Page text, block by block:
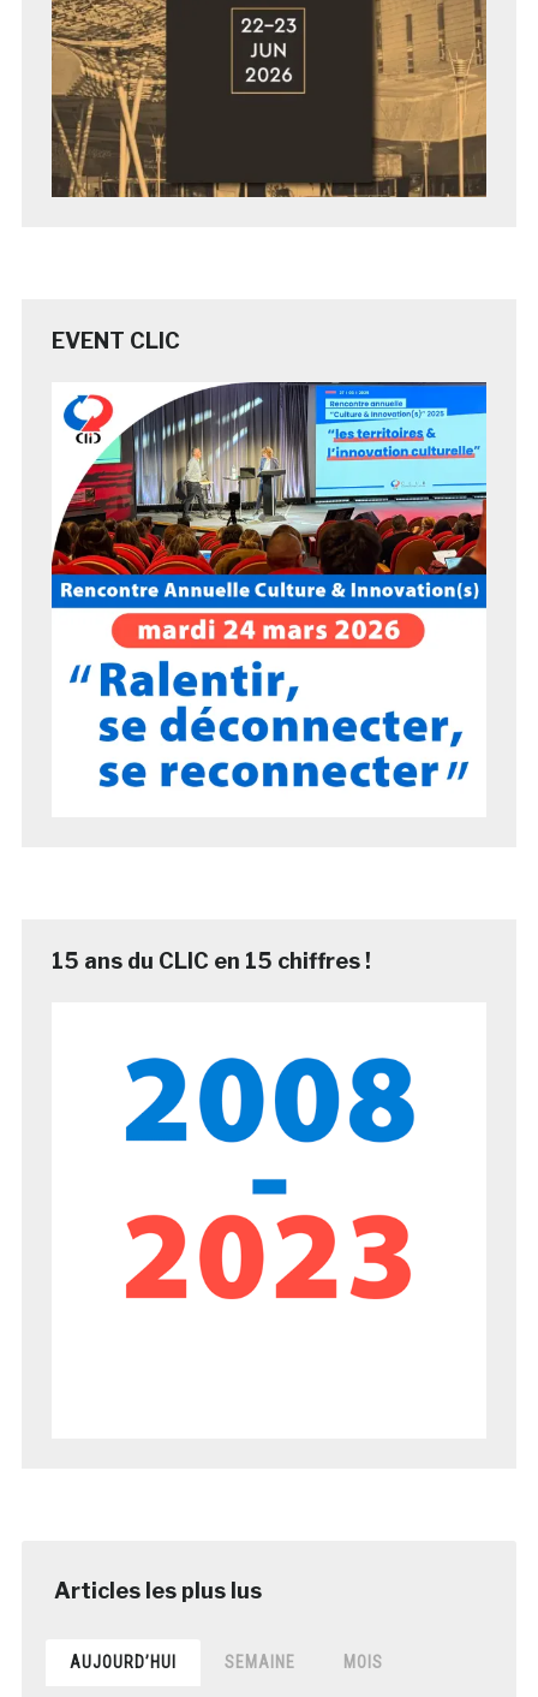
EVENT CLIC
15 ans du CLIC en 15 chiffres !
AUJOURD’HUI SEMAINE MOIS